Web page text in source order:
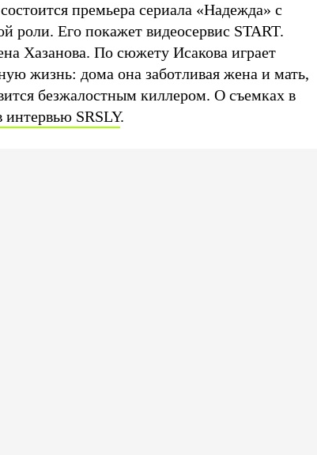
премьера сериала «Надежда» с
роли. Его покажет видеосервис START.
Хазанова. По сюжету Исакова играет
жизнь: дома она заботливая жена и мать,
безжалостным киллером. О съемках в
интервью SRSLY.